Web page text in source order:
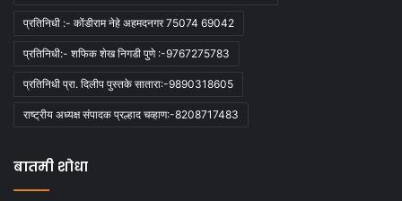
प्रतिनिधी :- कोंडीराम नेहे अहमदनगर 75074 69042
प्रतिनिधी:- शफिक शेख निगडी पुणे :-9767275783
प्रतिनिधी प्रा. दिलीप पुस्तके सातारा:-9890318605
राष्ट्रीय अध्यक्ष संपादक प्रल्हाद चव्हाण:-8208717483
बातमी शोधा